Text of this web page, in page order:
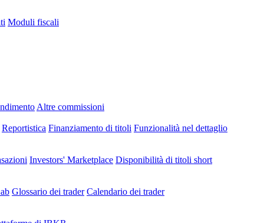
Moduli fiscali
Altre commissioni
Reportistica Finanziamento di titoli Funzionalità nel dettaglio
Investors' Marketplace Disponibilità di titoli short
Glossario dei trader Calendario dei trader